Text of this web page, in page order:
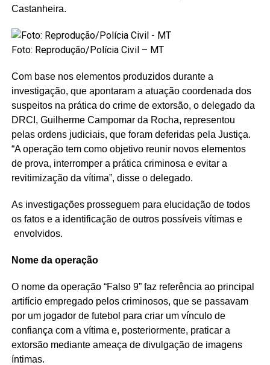
Castanheira.
Foto: Reprodução/Polícia Civil – MT
Com base nos elementos produzidos durante a
investigação, que apontaram a atuação coordenada dos
suspeitos na prática do crime de extorsão, o delegado da
DRCI, Guilherme Campomar da Rocha, representou
pelas ordens judiciais, que foram deferidas pela Justiça.
“A operação tem como objetivo reunir novos elementos
de prova, interromper a prática criminosa e evitar a
revitimização da vítima”, disse o delegado.
As investigações prosseguem para elucidação de todos
os fatos e a identificação de outros possíveis vítimas e
envolvidos.
Nome da operação
O nome da operação “Falso 9” faz referência ao principal
artifício empregado pelos criminosos, que se passavam
por um jogador de futebol para criar um vínculo de
confiança com a vítima e, posteriormente, praticar a
extorsão mediante ameaça de divulgação de imagens
íntimas.